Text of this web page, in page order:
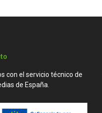
con el servicio técnico de
de España.